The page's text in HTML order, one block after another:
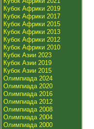
Кубок Африки 2019
Кубок Африки 2017
Кубок Африки 2015
Кубок Африки 2013
Кубок Африки 2012
Кубок Африки 2010
Кубок Азии 2023
Кубок Азии 2019
Кубок Азии 2015
Олимпиада 2024
Олимпиада 2020
Олимпиада 2016
Олимпиада 2012
Олимпиада 2008
Олимпиада 2004
Олимпиада 2000